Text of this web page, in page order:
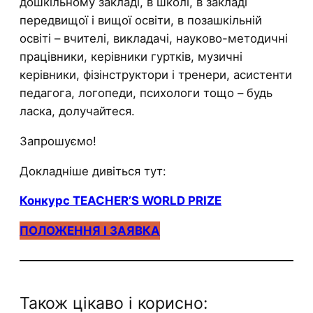
передвищої і вищої освіти, в позашкільній
освіті – вчителі, викладачі, науково-методичні
працівники, керівники гуртків, музичні
керівники, фізінструктори і тренери, асистенти
педагога, логопеди, психологи тощо – будь
ласка, долучайтеся.
Запрошуємо!
Докладніше дивіться тут:
Конкурс TEACHER’S WORLD PRIZE
ПОЛОЖЕННЯ І ЗАЯВКА
Також цікаво і корисно: